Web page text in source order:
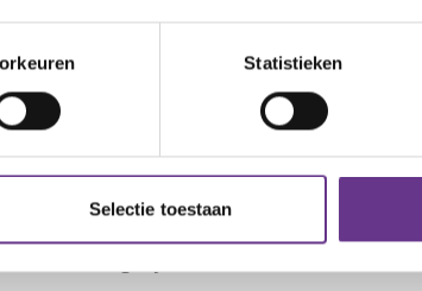
Statistieken
Selectie toestaan
DigiContact. Je hebt genoeg aan
Natuurlijk helpen we je met
beeldbellen? Dan kun je ook
over DigiContact of Mijn
de mogelijkheden.